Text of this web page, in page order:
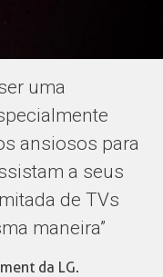
uma
ansiosos para
a seus
de TVs
maneira”
da LG.